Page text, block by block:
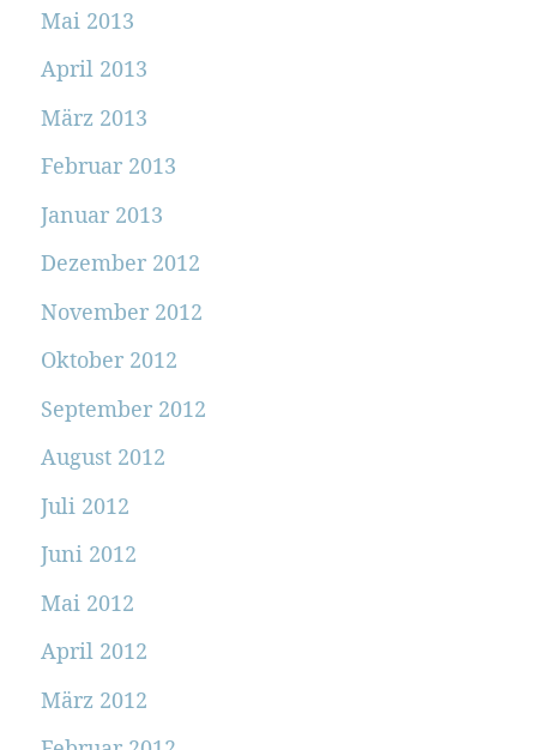
Mai 2013
April 2013
März 2013
Februar 2013
Januar 2013
Dezember 2012
November 2012
Oktober 2012
September 2012
August 2012
Juli 2012
Juni 2012
Mai 2012
April 2012
März 2012